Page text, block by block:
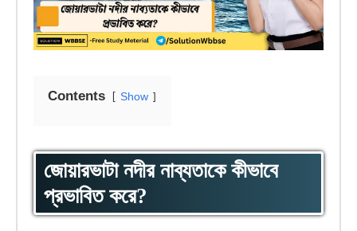
Contents Show
জোয়ারভাটা নদীর নাব্যতাকে কীভাবে
প্রভাবিত করে?